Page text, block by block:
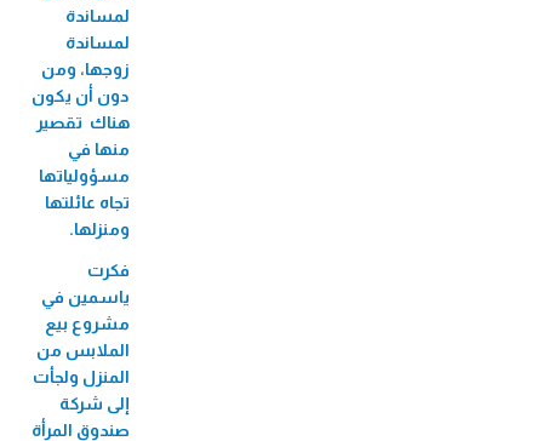
3,424 مستفيد/
270,930 مستفيد/ة من التأمين
لمساندة
لمساندة
زوجها، ومن
دون أن يكون
هناك ‏تقصير
منها في
مسؤولياتها
تجاه عائلتها
ومنزلها.
فكرت
ياسمين في
مشروع بيع
الملابس من
المنزل ولجأت
إلى شركة
صندوق المرأة